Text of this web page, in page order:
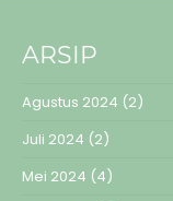
ARSIP
Agustus 2024 (2)
Juli 2024 (2)
Mei 2024 (4)